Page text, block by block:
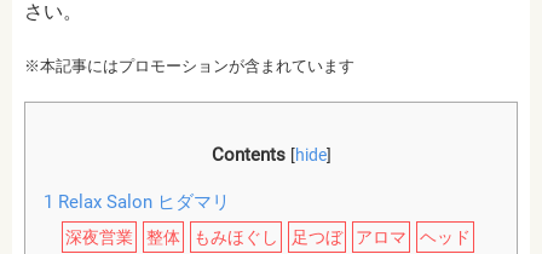
さい。
※本記事にはプロモーションが含まれています
Contents [hide]
1 Relax Salon ヒダマリ
深夜営業 整体 もみほぐし 足つぼ アロマ
ヘッド